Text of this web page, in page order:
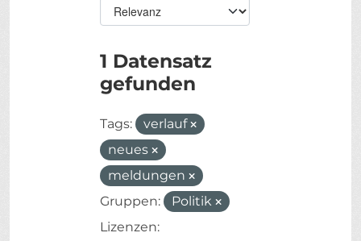
1 Datensatz
gefunden
Tags:
verlauf
neues
meldungen
Gruppen:
Politik
Lizenzen: